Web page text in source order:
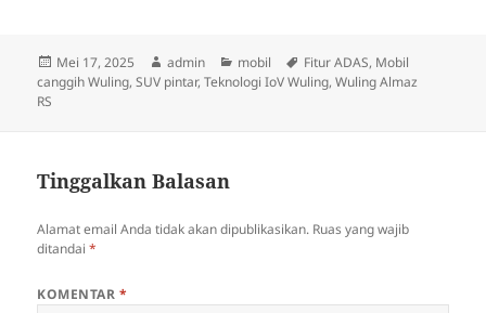
Diposkan
pada
Mei 17, 2025 Penulis
admin Kategori
mobil Tag
Fitur ADAS, Mobil
canggih Wuling,SUV pintar,Teknologi IoV Wuling,Wuling Almaz
RS
Tinggalkan Balasan
Alamat email Anda tidak akan dipublikasikan. Ruas yang wajib
ditandai*
KOMENTAR *